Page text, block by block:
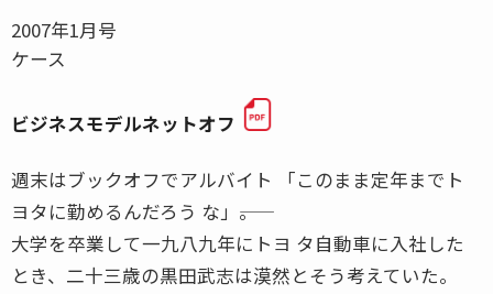
2007年1月号
ケース
ビジネスモデルネットオフ
週末はブックオフでアルバイト 「このまま定年までト
ヨタに勤めるんだろう な」――。
大学を卒業して一九八九年にトヨ タ自動車に入社した
とき、二十三歳の黒田武志は漠然とそう考えていた。